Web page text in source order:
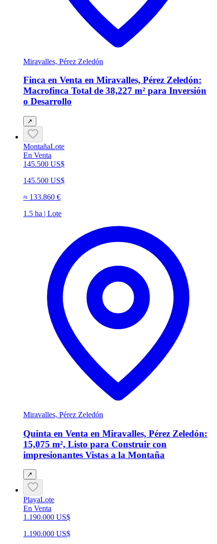
Miravalles, Pérez Zeledón
Finca en Venta en Miravalles, Pérez Zeledón:
Macrofinca Total de 38,227 m² para Inversión
o Desarrollo
↗
MontañaLote
En Venta
145.500 US$
145.500 US$
≈ 133.860 €
1.5 ha | Lote
Miravalles, Pérez Zeledón
Quinta en Venta en Miravalles, Pérez Zeledón:
15,075 m², Listo para Construir con
impresionantes Vistas a la Montaña
↗
PlayaLote
En Venta
1.190.000 US$
1.190.000 US$